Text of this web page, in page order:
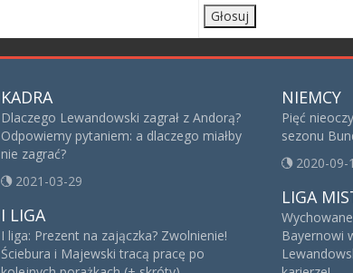
KADRA
Dlaczego Lewandowski zagrał z Andorą?
Odpowiemy pytaniem: a dlaczego miałby
nie zagrać?
2021-03-29
I LIGA
I liga: Prezent na zajączka? Zwolnienie!
Ściebura i Majewski tracą pracę po
NIEMCY
Pięć
sezonu
2020-09-
LIGA
Bayernowi